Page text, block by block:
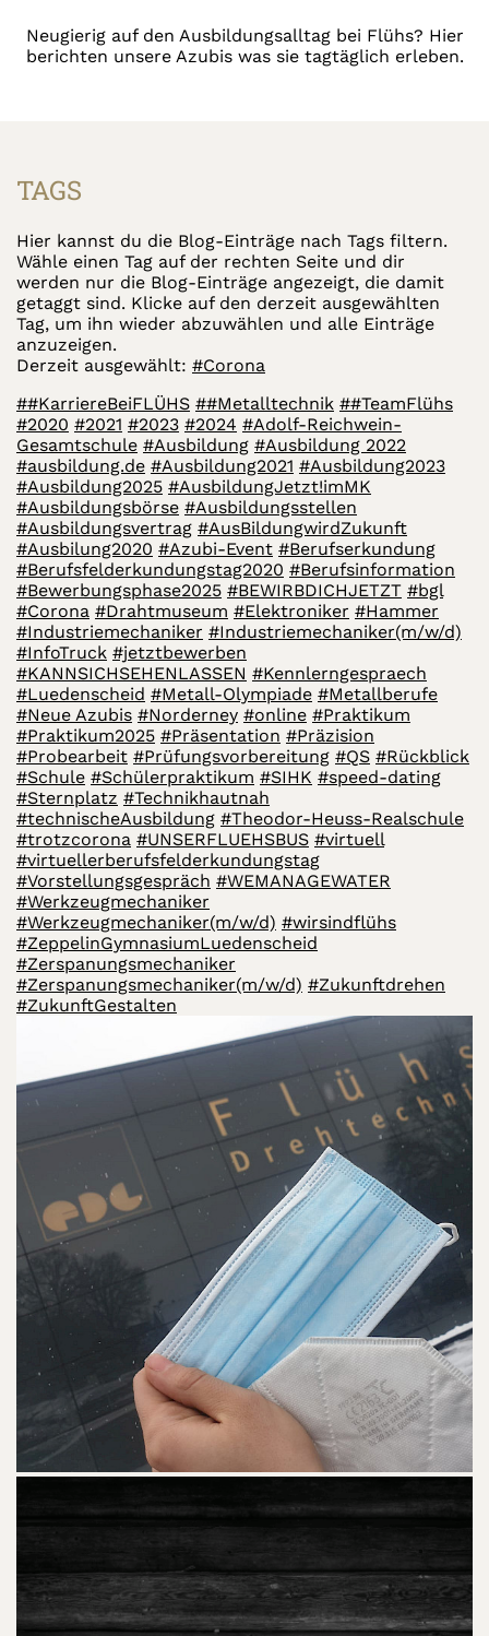
Neugierig auf den Ausbildungsalltag bei Flühs? Hier
berichten unsere Azubis was sie tagtäglich erleben.
TAGS
Hier kannst du die Blog-Einträge nach Tags filtern.
Wähle einen Tag auf der rechten Seite und dir
werden nur die Blog-Einträge angezeigt, die damit
getaggt sind. Klicke auf den derzeit ausgewählten
Tag, um ihn wieder abzuwählen und alle Einträge
anzuzeigen.
Derzeit ausgewählt: #Corona
##KarriereBeiFLÜHS ##Metalltechnik ##TeamFlühs
#2020 #2021 #2023 #2024 #Adolf-Reichwein-
Gesamtschule #Ausbildung #Ausbildung 2022
#ausbildung.de #Ausbildung2021 #Ausbildung2023
#Ausbildung2025 #AusbildungJetzt!imMK
#Ausbildungsbörse #Ausbildungsstellen
#Ausbildungsvertrag #AusBildungwirdZukunft
#Ausbilung2020 #Azubi-Event #Berufserkundung
#Berufsfelderkundungstag2020 #Berufsinformation
#Bewerbungsphase2025 #BEWIRBDICHJETZT #bgl
#Corona #Drahtmuseum #Elektroniker #Hammer
#Industriemechaniker #Industriemechaniker(m/w/d)
#InfoTruck #jetztbewerben
#KANNSICHSEHENLASSEN #Kennlerngespraech
#Luedenscheid #Metall-Olympiade #Metallberufe
#Neue Azubis #Norderney #online #Praktikum
#Praktikum2025 #Präsentation #Präzision
#Probearbeit #Prüfungsvorbereitung #QS #Rückblick
#Schule #Schülerpraktikum #SIHK #speed-dating
#Sternplatz #Technikhautnah
#technischeAusbildung #Theodor-Heuss-Realschule
#trotzcorona #UNSERFLUEHSBUS #virtuell
#virtuellerberufsfelderkundungstag
#Vorstellungsgespräch #WEMANAGEWATER
#Werkzeugmechaniker
#Werkzeugmechaniker(m/w/d) #wirsindflühs
#ZeppelinGymnasiumLuedenscheid
#Zerspanungsmechaniker
#Zerspanungsmechaniker(m/w/d) #Zukunftdrehen
#ZukunftGestalten